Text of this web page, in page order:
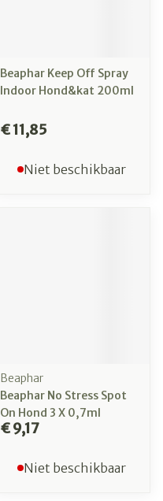
Beaphar Keep Off Spray
Indoor Hond&kat 200ml
€ 11,85
Niet beschikbaar
Beaphar
Beaphar No Stress Spot
On Hond 3 X 0,7ml
€ 9,17
Niet beschikbaar